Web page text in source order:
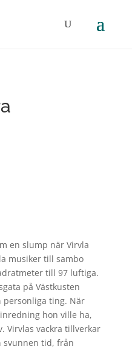
en slump när Virvla
musiker till sambo
till 97 luftiga.
på Västkusten
personliga ting. När
hon ville ha,
Virvlas vackra tillverkar
svunnen tid, från